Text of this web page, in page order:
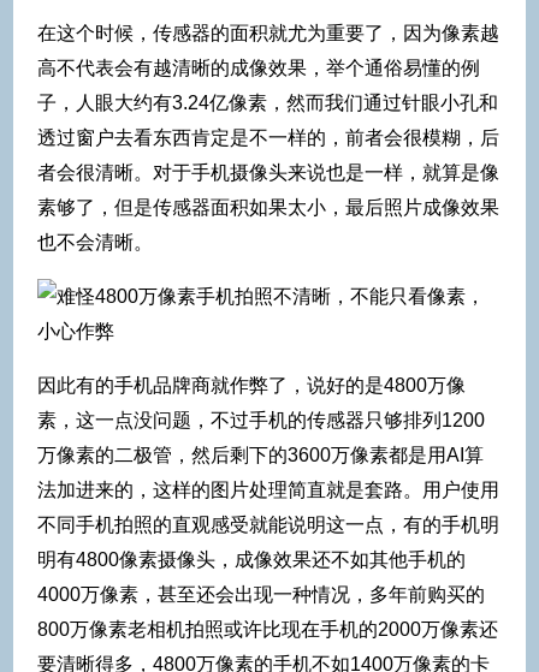
在这个时候，传感器的面积就尤为重要了，因为像素越
高不代表会有越清晰的成像效果，举个通俗易懂的例
子，人眼大约有3.24亿像素，然而我们通过针眼小孔和
透过窗户去看东西肯定是不一样的，前者会很模糊，后
者会很清晰。对于手机摄像头来说也是一样，就算是像
素够了，但是传感器面积如果太小，最后照片成像效果
也不会清晰。
因此有的手机品牌商就作弊了，说好的是4800万像
素，这一点没问题，不过手机的传感器只够排列1200
万像素的二极管，然后剩下的3600万像素都是用AI算
法加进来的，这样的图片处理简直就是套路。用户使用
不同手机拍照的直观感受就能说明这一点，有的手机明
明有4800像素摄像头，成像效果还不如其他手机的
4000万像素，甚至还会出现一种情况，多年前购买的
800万像素老相机拍照或许比现在手机的2000万像素还
要清晰得多，4800万像素的手机不如1400万像素的卡